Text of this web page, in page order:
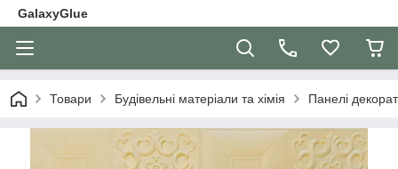
GalaxyGlue
Товари Будівельні матеріали та хімія Панелі